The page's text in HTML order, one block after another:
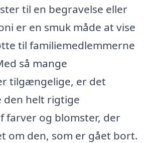
til en begravelse eller
er en smuk måde at vise
til familiemedlemmerne
så mange
tilgængelige, er det
den helt rigtige
farver og blomster, der
om den, som er gået bort.